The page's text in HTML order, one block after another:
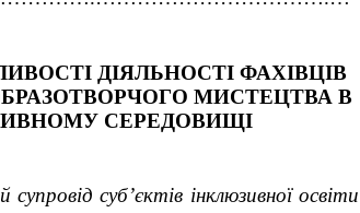
ДІЯЛЬНОСТІ ФАХІВЦІВ
МИСТЕЦТВА В
СЕРЕДОВИЩІ
суб’єктів інклюзивної освіти